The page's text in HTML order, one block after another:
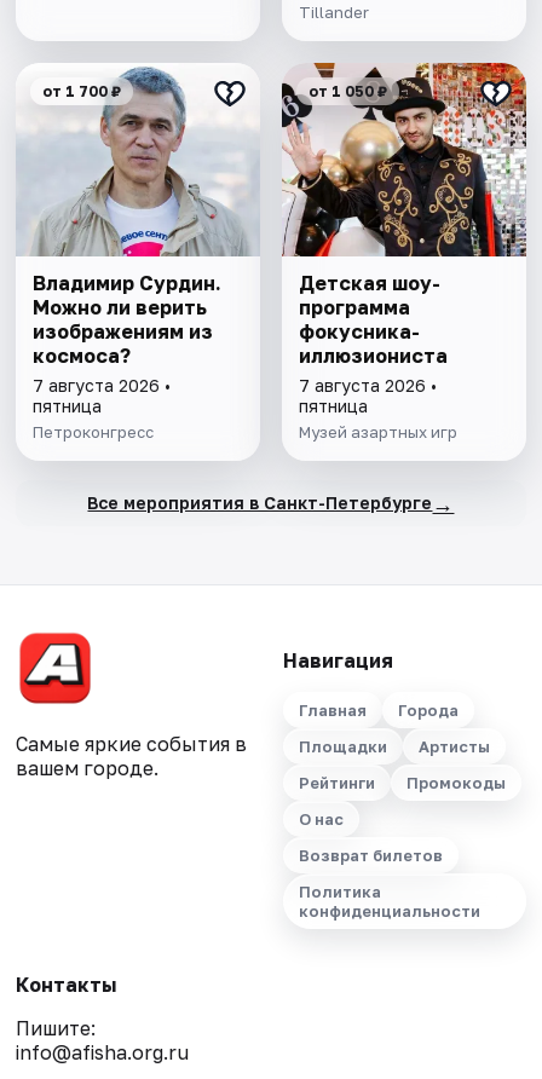
Tillander
от 1 700 ₽
Владимир Сурдин.
Можно ли верить
изображениям из
космоса?
7 августа 2026 •
пятница
Петроконгресс
от 1 050 ₽
Детская шоу-
программа
фокусника-
иллюзиониста
7 августа 2026 •
пятница
Музей азартных игр
Все мероприятия в Санкт-Петербурге →
Самые яркие события в
вашем городе.
Навигация
Главная
Города
Площадки
Артисты
Рейтинги
Промокоды
О нас
Возврат билетов
Политика
конфиденциальности
Контакты
Пишите:
info@afisha.org.ru